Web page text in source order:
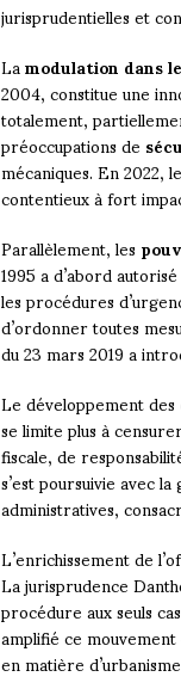
jurisprudentielles et
Lamodulation dans
2004, constitue une
totalement,
préoccupations de
mécaniques. En 2022,
contentieux à fort
Parallèlement, les
1995 a d’abord
les procédures
d’ordonner toutes
du 23 mars 2019 a
Le développement des
se limite plus à
fiscale, de
s’est poursuivie avec
administratives,
L’enrichissement de
La jurisprudence
procédure aux seuls
amplifié ce
en matière